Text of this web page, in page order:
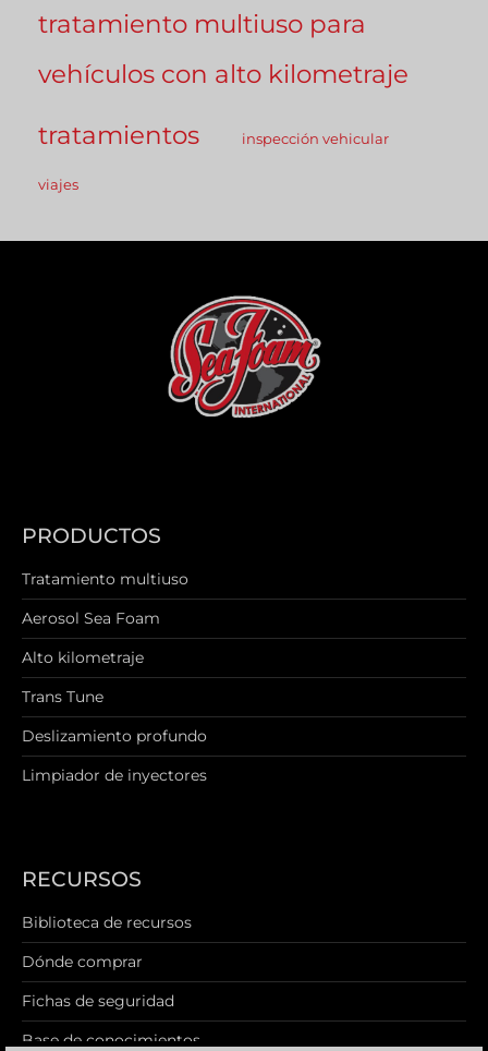
tratamiento multiuso para
vehículos con alto kilometraje
tratamientos inspección vehicular
viajes
PRODUCTOS
Tratamiento multiuso
Aerosol Sea Foam
Alto kilometraje
Trans Tune
Deslizamiento profundo
Limpiador de inyectores
RECURSOS
Biblioteca de recursos
Dónde comprar
Fichas de seguridad
Base de conocimientos